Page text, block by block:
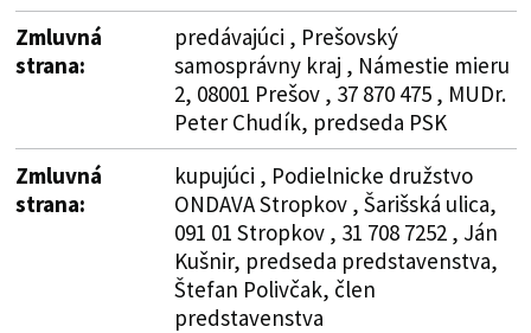
Zmluvná
strana:
predávajúci , Prešovský
samosprávny kraj , Námestie mieru
2, 08001 Prešov , 37 870 475 , MUDr.
Peter Chudík, predseda PSK
Zmluvná
strana:
kupujúci , Podielnicke družstvo
ONDAVA Stropkov , Šarišská ulica,
091 01 Stropkov , 31 708 7252 , Ján
Kušnir, predseda predstavenstva,
Štefan Polivčak, člen
predstavenstva